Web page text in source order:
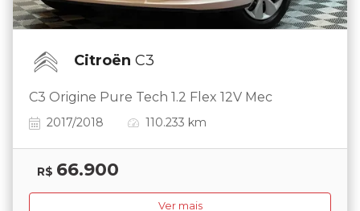
Citroën C3
C3 Origine Pure Tech 1.2 Flex 12V Mec
2017/2018 110.233 km
R$ 66.900
Ver mais